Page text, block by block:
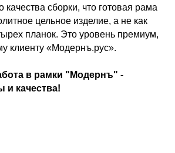
качества сборки, что готовая рама
цельное изделие, а не как
планок. Это уровень премиум,
клиенту «Модернъ.рус».
в рамки "Модернъ" -
и качества!